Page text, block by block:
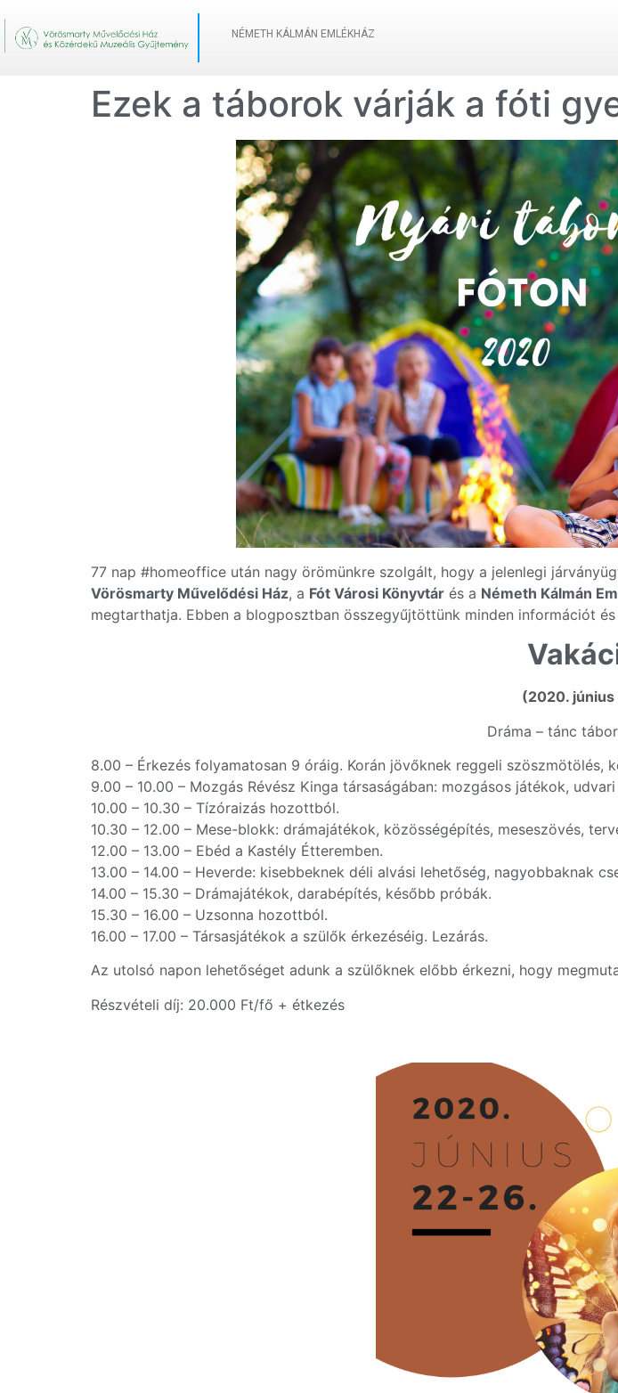
NÉMETH KÁLMÁN EMLÉKHÁZ
Ezek a táborok várják a fóti
77 nap #homeoffice után nagy örömünkre szolgált, hogy a jelenlegi
Vörösmarty Művelődési Ház, a Fót Városi Könyvtár és a Németh Kálmán
megtarthatja. Ebben a blogposztban összegyűjtöttünk minden információt
(2020.
Dráma – tánc
8.00 – Érkezés folyamatosan 9 óráig. Korán jövőknek reggeli szöszmötölés,
9.00 – 10.00 – Mozgás Révész Kinga társaságában: mozgásos játékok,
10.00 – 10.30 – Tízóraizás hozottból.
10.30 – 12.00 – Mese-blokk: drámajátékok, közösségépítés, meseszövés,
12.00 – 13.00 – Ebéd a Kastély Étteremben.
13.00 – 14.00 – Heverde: kisebbeknek déli alvási lehetőség, nagyobbaknak
14.00 – 15.30 – Drámajátékok, darabépítés, később próbák.
15.30 – 16.00 – Uzsonna hozottból.
16.00 – 17.00 – Társasjátékok a szülők érkezéséig. Lezárás.
Az utolsó napon lehetőséget adunk a szülőknek előbb érkezni, hogy
Részvételi díj: 20.000 Ft/fő + étkezés